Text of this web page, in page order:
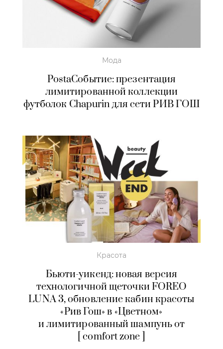
Мода
PostaСобытие: презентация
лимитированной коллекции
футболок Chapurin для сети РИВ ГОШ
Красота
Бьюти-уикенд: новая версия
технологичной щеточки FOREO
LUNA 3, обновление кабин красоты
«Рив Гош» в «Цветном»
и лимитированный шампунь от
[ comfort zone ]